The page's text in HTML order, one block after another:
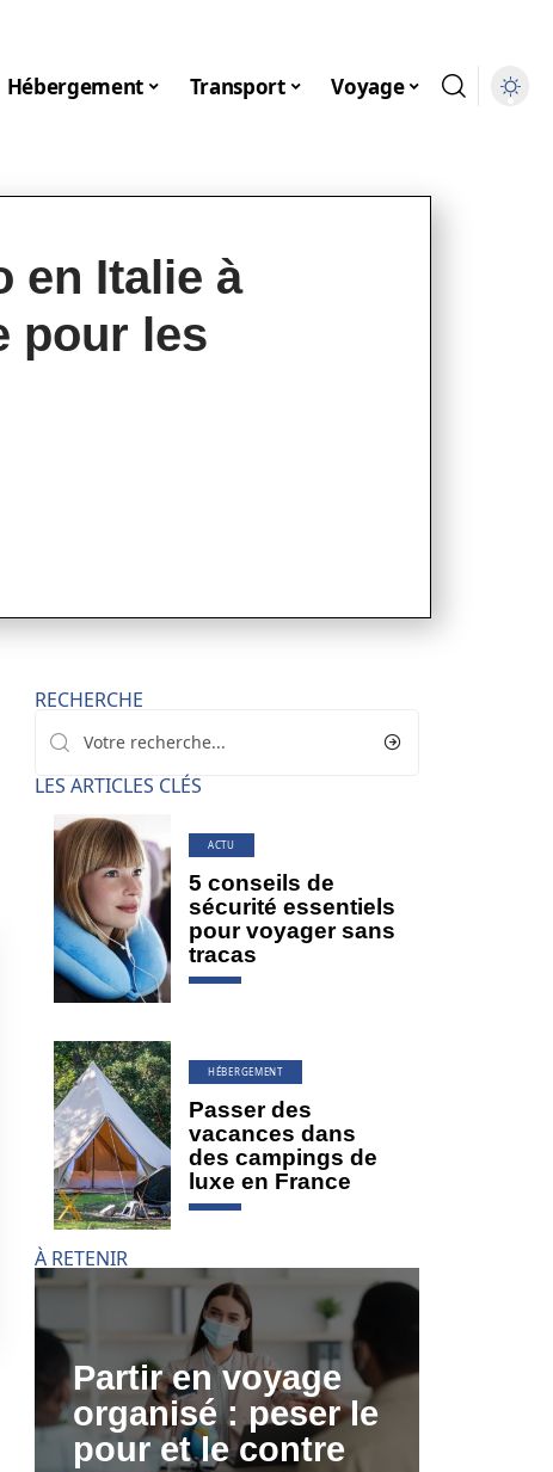
Hébergement Transport Voyage
en Italie à
pour les
RECHERCHE
LES ARTICLES CLÉS
ACTU
5 conseils de
sécurité essentiels
pour voyager sans
tracas
HÉBERGEMENT
Passer des
vacances dans
des campings de
luxe en France
À RETENIR
Partir en voyage
organisé : peser le
pour et le contre